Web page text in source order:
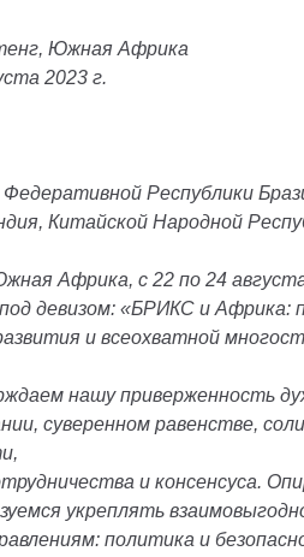
Южная Африка
2023 г.
Республики
Китайской Народной
Африка, с 22 по 24
под девизом: «БРИКС и Африка:
и всеохватной
нашу приверженность
суверенном равенстве,
и консенсуса.
укреплять
политика и